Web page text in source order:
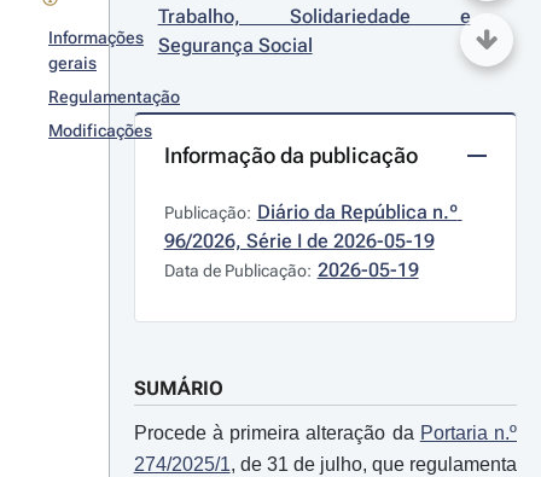
Informações
gerais
Regulamentação
Modificações
Trabalho, Solidariedade e
Segurança Social
Informação da publicação
Publicação: Diário da República n.º
96/2026, Série I de 2026-05-19
Data de Publicação: 2026-05-19
SUMÁRIO
Procede à primeira alteração da Portaria n.º
274/2025/1, de 31 de julho, que regulamenta